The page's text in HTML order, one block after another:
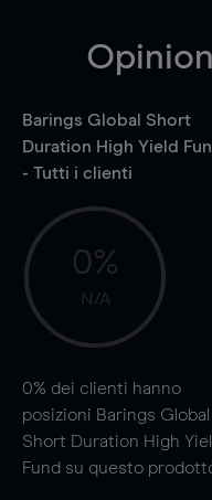
Barings Global Short
Duration High Yield
- Tutti i clienti
0%
N/A
0% dei clienti hanno
posizioni Barings Global
Short Duration High
Fund su questo